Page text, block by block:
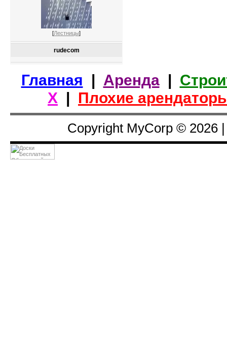
[Лестницы]
rudecom
Главная | Аренда|
Х | Плохие
Copyright MyCorp © 2026